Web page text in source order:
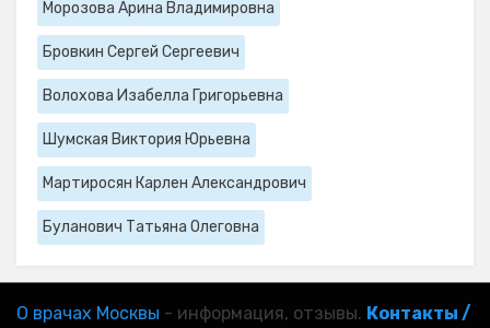
Морозова Арина Владимировна
Бровкин Сергей Сергеевич
Волохова Изабелла Григорьевна
Шумская Виктория Юрьевна
Мартиросян Карлен Александрович
Буланович Татьяна Олеговна
О врачах Москвы - информация, отзывы. Контакты /